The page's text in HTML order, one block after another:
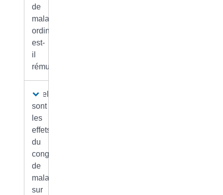
de
maladie
ordinaire
est-
il
rémunéré ?
Quels
sont
les
effets
du
congé
de
maladie
sur